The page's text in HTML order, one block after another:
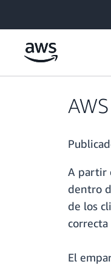
A partir
dentro
de los
El